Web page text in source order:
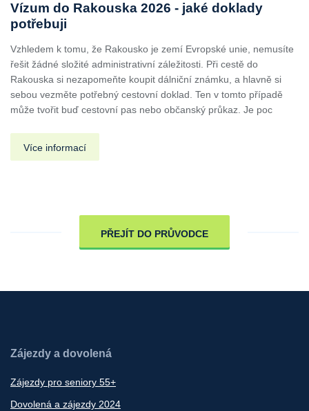
Vízum do Rakouska 2026 - jaké doklady
potřebuji
Vzhledem k tomu, že Rakousko je zemí Evropské unie, nemusíte
řešit žádné složité administrativní záležitosti. Při cestě do
Rakouska si nezapomeňte koupit dálniční známku, a hlavně si
sebou vezměte potřebný cestovní doklad. Ten v tomto případě
může tvořit buď cestovní pas nebo občanský průkaz. Je poc
Více informací
PŘEJÍT DO PRŮVODCE
Zájezdy a dovolená
Zájezdy pro seniory 55+
Dovolená a zájezdy 2024